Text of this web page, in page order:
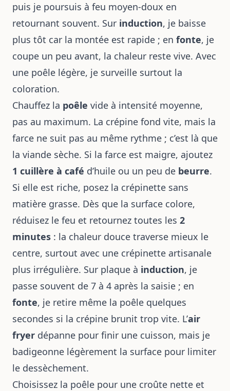
puis je poursuis à feu moyen-doux en
retournant souvent. Sur induction, je baisse
plus tôt car la montée est rapide ; en fonte, je
coupe un peu avant, la chaleur reste vive. Avec
une poêle légère, je surveille surtout la
coloration.
Chauffez la poêle vide à intensité moyenne,
pas au maximum. La crépine fond vite, mais la
farce ne suit pas au même rythme ; c’est là que
la viande sèche. Si la farce est maigre, ajoutez
1 cuillère à café d’huile ou un peu de beurre.
Si elle est riche, posez la crépinette sans
matière grasse. Dès que la surface colore,
réduisez le feu et retournez toutes les 2
minutes : la chaleur douce traverse mieux le
centre, surtout avec une crépinette artisanale
plus irrégulière. Sur plaque à induction, je
passe souvent de 7 à 4 après la saisie ; en
fonte, je retire même la poêle quelques
secondes si la crépine brunit trop vite. L’air
fryer dépanne pour finir une cuisson, mais je
badigeonne légèrement la surface pour limiter
le dessèchement.
Choisissez la poêle pour une croûte nette et